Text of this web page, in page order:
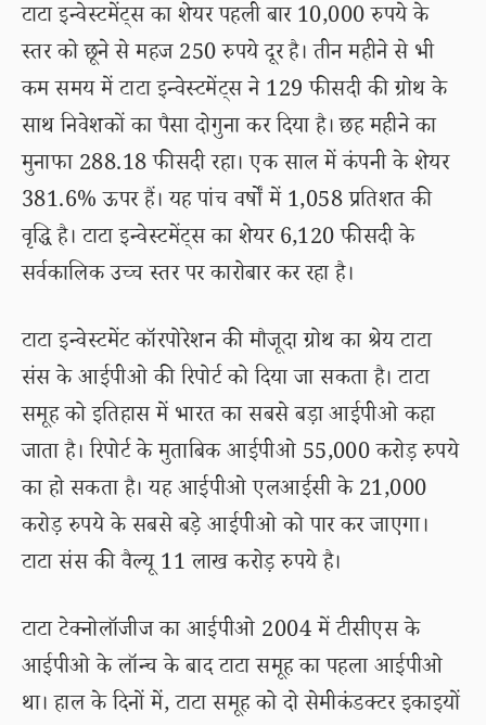
टाटा इन्वेस्टमेंट्स का शेयर पहली बार 10,000 रुपये के
स्तर को छूने से महज 250 रुपये दूर है। तीन महीने से भी
कम समय में टाटा इन्वेस्टमेंट्स ने 129 फीसदी की ग्रोथ के
साथ निवेशकों का पैसा दोगुना कर दिया है। छह महीने का
मुनाफा 288.18 फीसदी रहा। एक साल में कंपनी के शेयर
381.6% ऊपर हैं। यह पांच वर्षों में 1,058 प्रतिशत की
वृद्धि है। टाटा इन्वेस्टमेंट्स का शेयर 6,120 फीसदी के
सर्वकालिक उच्च स्तर पर कारोबार कर रहा है।
टाटा इन्वेस्टमेंट कॉरपोरेशन की मौजूदा ग्रोथ का श्रेय टाटा
संस के आईपीओ की रिपोर्ट को दिया जा सकता है। टाटा
समूह को इतिहास में भारत का सबसे बड़ा आईपीओ कहा
जाता है। रिपोर्ट के मुताबिक आईपीओ 55,000 करोड़ रुपये
का हो सकता है। यह आईपीओ एलआईसी के 21,000
करोड़ रुपये के सबसे बड़े आईपीओ को पार कर जाएगा।
टाटा संस की वैल्यू 11 लाख करोड़ रुपये है।
टाटा टेक्नोलॉजीज का आईपीओ 2004 में टीसीएस के
आईपीओ के लॉन्च के बाद टाटा समूह का पहला आईपीओ
था। हाल के दिनों में, टाटा समूह को दो सेमीकंडक्टर इकाइयों